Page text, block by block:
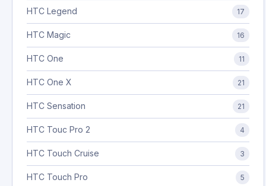
HTC Legend 17
HTC Magic 16
HTC One 11
HTC One X 21
HTC Sensation 21
HTC Touc Pro 2 4
HTC Touch Cruise 3
HTC Touch Pro 5